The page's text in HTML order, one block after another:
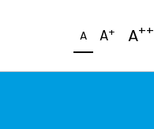
A A+ A++